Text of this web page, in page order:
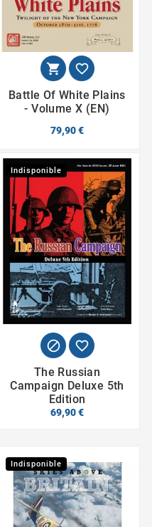
 
Battle Of White Plains
- Volume X (EN)
79,90 €
Indisponible
 
The Russian
Campaign Deluxe 5th
Edition
69,90 €
Indisponible